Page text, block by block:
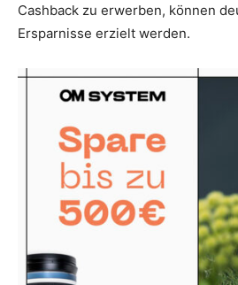
Cashback zu erwerben, können
Ersparnisse erzielt werden.